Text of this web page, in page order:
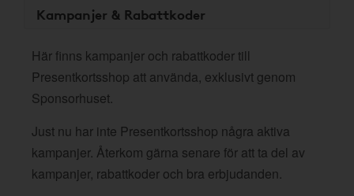
Kampanjer & Rabattkoder
Här finns kampanjer och rabattkoder till
Presentkortsshop att använda, exklusivt genom
Sponsorhuset.
Just nu har inte Presentkortsshop några aktiva
kampanjer. Återkom gärna senare för att ta del av
kampanjer, rabattkoder och bra erbjudanden.